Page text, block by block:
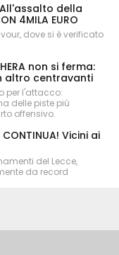
All'assalto della
4MILA EURO
dove si è verificato
non si ferma:
altro centravanti
per l'attacco:
delle piste più
offensivo.
CONTINUA! Vicini ai
del Lecce,
da record